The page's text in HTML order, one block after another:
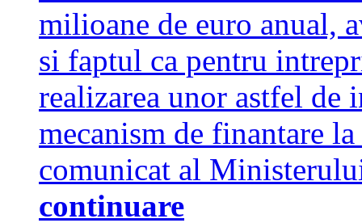
milioane de euro anual,
si faptul ca pentru
realizarea unor astfel
mecanism de finantare
comunicat al
continuare